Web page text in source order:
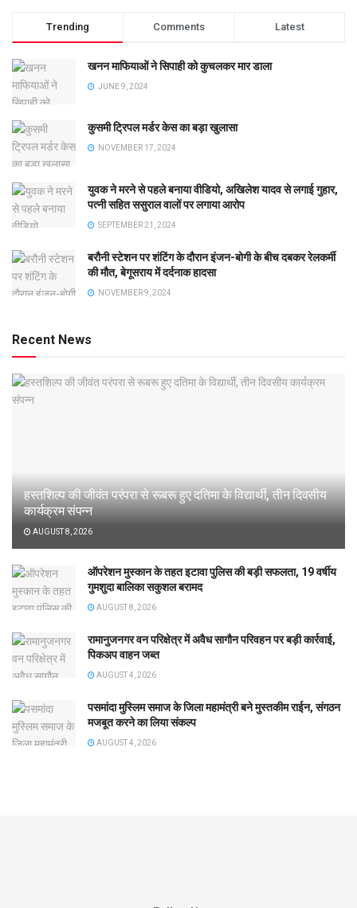
Trending Comments Latest
खनन माफियाओं ने सिपाही को कुचलकर मार डाला
JUNE 9, 2024
कुसमी ट्रिपल मर्डर केस का बड़ा खुलासा
NOVEMBER 17, 2024
युवक ने मरने से पहले बनाया वीडियो, अखिलेश यादव से लगाई गुहार,
पत्नी सहित ससुराल वालों पर लगाया आरोप
SEPTEMBER 21, 2024
बरौनी स्टेशन पर शंटिंग के दौरान इंजन-बोगी के बीच दबकर रेलकर्मी
की मौत, बेगूसराय में दर्दनाक हादसा
NOVEMBER 9, 2024
Recent News
हस्तशिल्प की जीवंत परंपरा से रूबरू हुए दतिमा के विद्यार्थी, तीन दिवसीय
कार्यक्रम संपन्न
AUGUST 8, 2026
ऑपरेशन मुस्कान के तहत इटावा पुलिस की बड़ी सफलता, 19 वर्षीय
गुमशुदा बालिका सकुशल बरामद
AUGUST 8, 2026
रामानुजनगर वन परिक्षेत्र में अवैध सागौन परिवहन पर बड़ी कार्रवाई,
पिकअप वाहन जब्त
AUGUST 4, 2026
पसमांदा मुस्लिम समाज के जिला महामंत्री बने मुस्तकीम राईन, संगठन
मजबूत करने का लिया संकल्प
AUGUST 4, 2026